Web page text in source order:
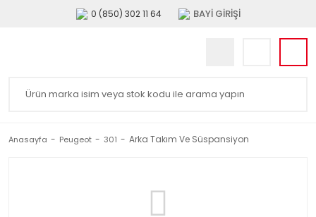
0 (850) 302 11 64 BAYİ GİRİŞİ
Anasayfa Peugeot 301 Arka Takım Ve Süspansiyon